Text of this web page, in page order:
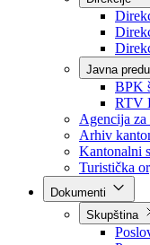
Direkcije
Javna
BPK
RTV
Agencija za
Arhiv
Kantonalni
Turistička